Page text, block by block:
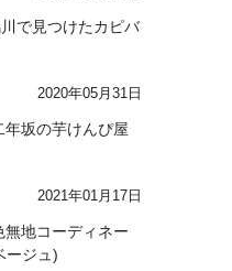
で見つけたカピバ
2020年05月31日
年坂の芋けんぴ屋
2021年01月17日
無地コーディネー
ージュ)